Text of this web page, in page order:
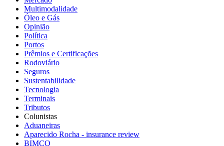
Multimodalidade
Óleo e Gás
Opinião
Política
Portos
Prêmios e Certificações
Rodoviário
Seguros
Sustentabilidade
Tecnologia
Terminais
Tributos
Colunistas
Aduaneiras
Aparecido Rocha - insurance review
BIMCO